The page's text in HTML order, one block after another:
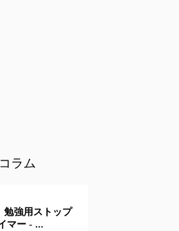
ラム
勉強用ストップ
マー - ...